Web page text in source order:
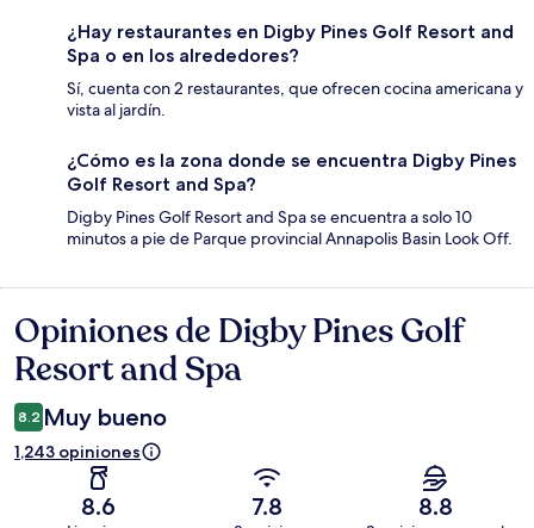
¿Hay restaurantes en Digby Pines Golf Resort and
Spa o en los alrededores?
Sí, cuenta con 2 restaurantes, que ofrecen cocina americana y
vista al jardín.
¿Cómo es la zona donde se encuentra Digby Pines
Golf Resort and Spa?
Digby Pines Golf Resort and Spa se encuentra a solo 10
minutos a pie de Parque provincial Annapolis Basin Look Off.
Opiniones
Opiniones de Digby Pines Golf
Resort and Spa
8.2 Muy bueno
1,243 opiniones
8.6 7.8 8.8